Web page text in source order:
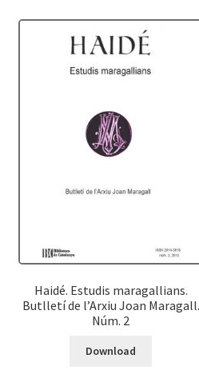
Haidé. Estudis maragallians.
Butlletí de l’Arxiu Joan Maragall.
Núm. 2
Download